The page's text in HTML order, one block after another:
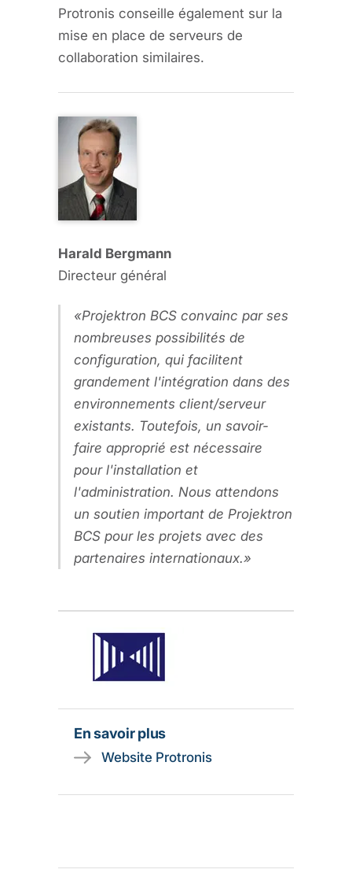
Protronis conseille également sur la
mise en place de serveurs de
collaboration similaires.
Harald Bergmann
Directeur général
Projektron BCS convainc par ses
nombreuses possibilités de
configuration, qui facilitent
grandement l'intégration dans des
environnements client/serveur
existants. Toutefois, un savoir-
faire approprié est nécessaire
pour l'installation et
l'administration. Nous attendons
un soutien important de Projektron
BCS pour les projets avec des
partenaires internationaux.
En savoir plus
Website Protronis